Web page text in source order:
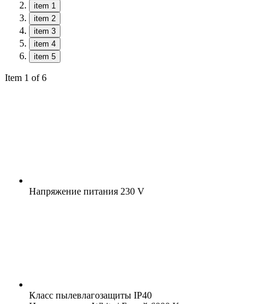
item 1
item 2
item 3
item 4
item 5
Item 1 of 6
Напряжение питания 230 V
Класс пылевлагозащиты IP40